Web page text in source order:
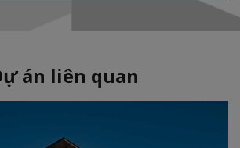
án liên quan